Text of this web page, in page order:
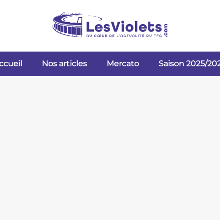
Nos articles Mercato Saison 2025/